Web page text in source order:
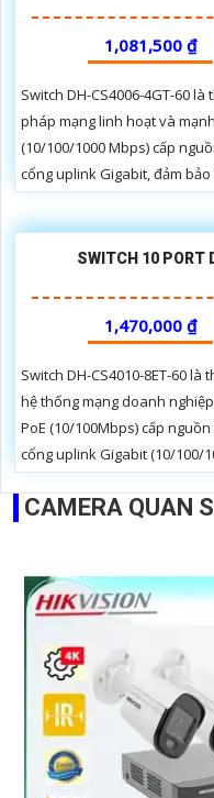
1,081,500 ₫
Switch DH-CS4006-4GT-60
pháp mạng linh hoạt và
(10/100/1000 Mbps) cấp
cổng uplink Gigabit, đảm
SWITCH 10 PORT
1,470,000 ₫
Switch DH-CS4010-8ET-60
hệ thống mạng doanh
PoE (10/100Mbps) cấp
cổng uplink Gigabit (10/100/
CAMERA QUAN